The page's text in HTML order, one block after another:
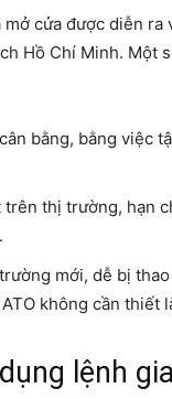
cửa được diễn
Hồ Chí Minh. Một
bằng, bằng việc
thị trường, hạn
mới, dễ bị
không cần thiết
lệnh